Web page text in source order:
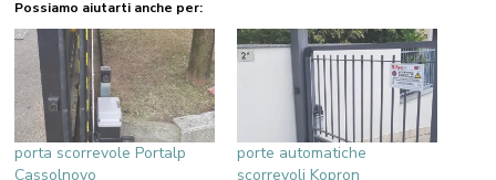
Possiamo aiutarti anche per:
porta scorrevole Portalp
Cassolnovo
porte automatiche
scorrevoli Kopron